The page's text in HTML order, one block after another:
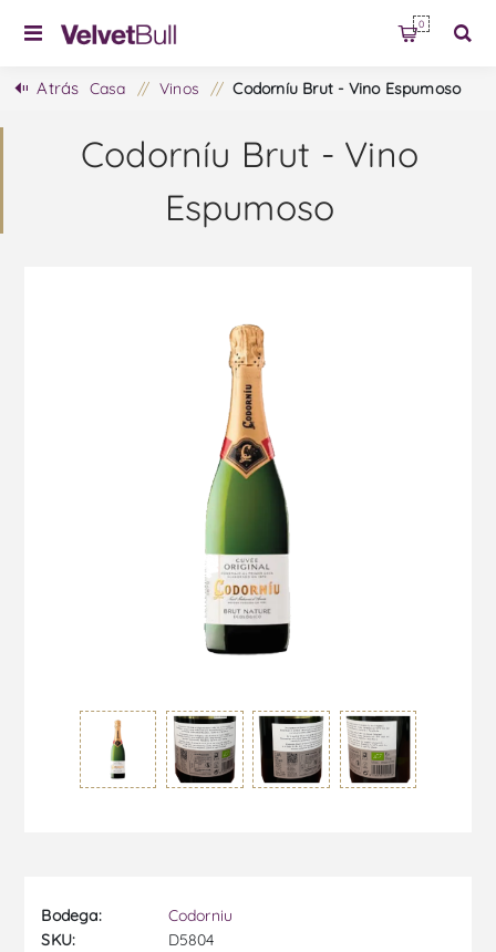
0
Atrás Casa / Vinos / Codorníu Brut - Vino Espumoso
Codorníu Brut - Vino
Espumoso
Bodega:
Codorniu
SKU:
D5804